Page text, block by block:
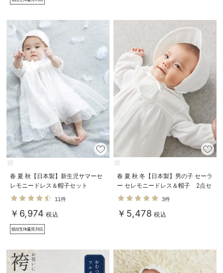
春 夏 秋【日本製】新生児サマーセ
レモニードレス＆帽子セット
11件
￥6,974 税込
春 夏 秋 冬【日本製】男の子 セーラ
ー セレモニードレス＆帽子 2点セ
ット
3件
￥5,478 税込